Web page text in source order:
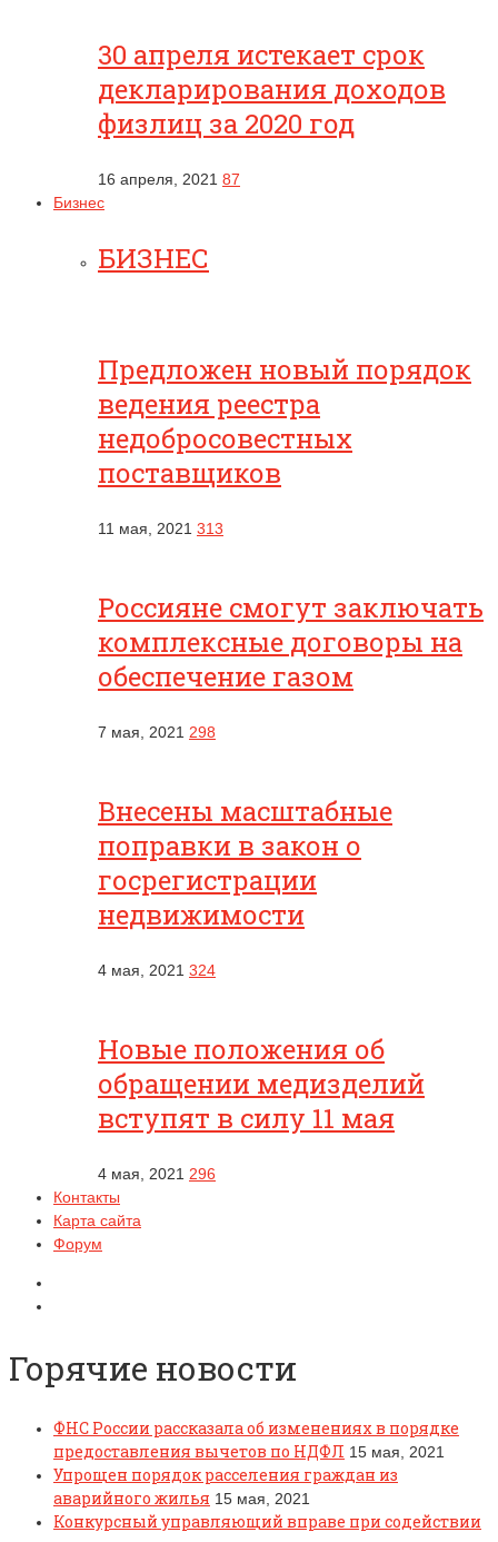
30 апреля истекает срок
декларирования доходов
физлиц за 2020 год
16 апреля, 2021 87
Бизнес
БИЗНЕС
Предложен новый порядок
ведения реестра
недобросовестных
поставщиков
11 мая, 2021 313
Россияне смогут заключать
комплексные договоры на
обеспечение газом
7 мая, 2021 298
Внесены масштабные
поправки в закон о
госрегистрации
недвижимости
4 мая, 2021 324
Новые положения об
обращении медизделий
вступят в силу 11 мая
4 мая, 2021 296
Контакты
Карта сайта
Форум
Горячие новости
ФНС России рассказала об изменениях в порядке
предоставления вычетов по НДФЛ 15 мая, 2021
Упрощен порядок расселения граждан из
аварийного жилья 15 мая, 2021
Конкурсный управляющий вправе при содействии